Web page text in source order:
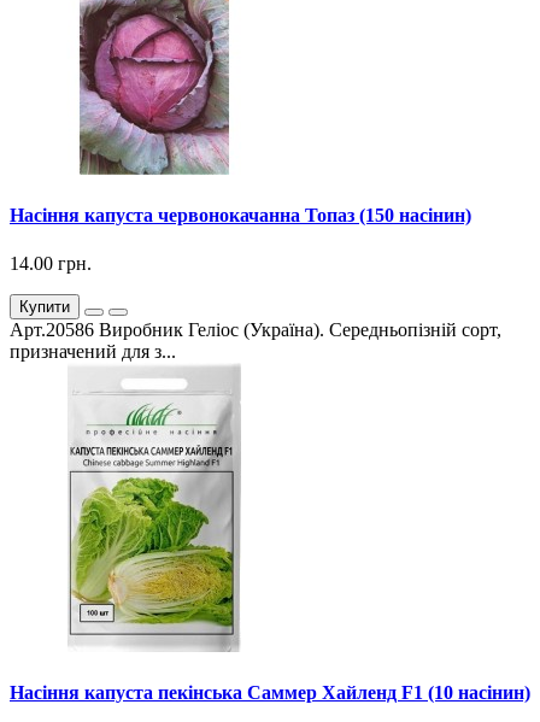
Насіння капуста червонокачанна Топаз (150 насінин)
14.00 грн.
Купити
Арт.20586 Виробник Геліос (Україна). Середньопізній сорт,
призначений для з...
Насіння капуста пекінська Саммер Хайленд F1 (10 насінин)